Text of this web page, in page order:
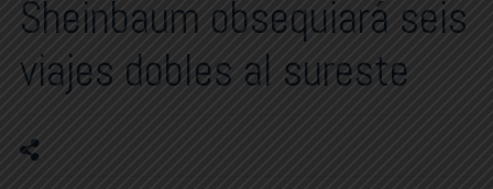
Sheinbaum obsequiará seis
viajes dobles al sureste